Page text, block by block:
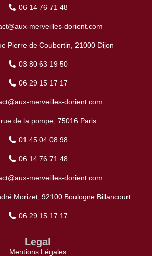
06 14 76 71 48
merveilles-dorient.com
Pierre de Coubertin, 21000 Dijon
03 80 63 19 50
06 29 15 17 17
merveilles-dorient.com
de la pompe, 75016 Paris
01 45 04 08 98
06 14 76 71 48
merveilles-dorient.com
Morizet, 92100 Boulogne Billancourt
06 29 15 17 17
Legal
Mentions Légales